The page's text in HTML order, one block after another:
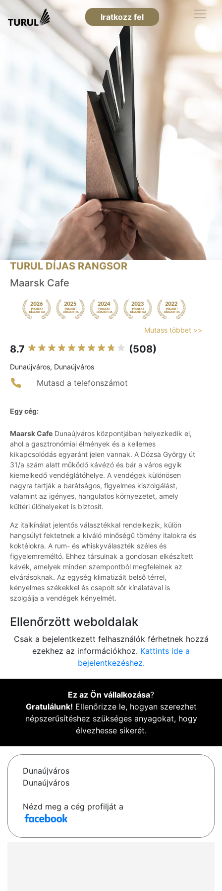
Iratkozz fel
TURUL DÍJAS RANGSOR
Maarsk Cafe
Mutass többet >>
8.7 (508)
Dunaújváros, Dunaújváros
Mutasd a telefonszámot
Egy cég:
Maarsk Cafe Dunaújváros központjában helyezkedik el,
ahol a gasztronómiai élmények és a kellemes
kikapcsolódás egyaránt jelen vannak. A Dózsa György út
31/a szám alatt működő kávézó és bár a város egyik
kiemelkedő vendéglátóhelye. A vendégek különösen
nagyra tartják a barátságos, figyelmes kiszolgálást,
valamint az igényes, hangulatos környezetet, amely
kültéri ülőhelyeket is biztosít.
Az italkínálat jelentős választékkal rendelkezik, külön
hangsúlyt fektetnek a kiváló minőségű tömény italokra és
koktélokra. A rum- és whiskyválaszték széles és
figyelemreméltó. Ehhez társulnak a gondosan elkészített
kávék, amelyek minden szempontból megfelelnek az
elvárásoknak. Az egység klimatizált belső térrel,
kényelmes székekkel és csapolt sör kínálatával is
szolgálja a vendégek kényelmét.
Ellenőrzött weboldalak
Csak a bejelentkezett felhasználók férhetnek hozzá
ezekhez az információkhoz. Kattints ide a
bejelentkezéshez.
Ez az Ön vállalkozása?
Gratulálunk! Ellenőrizze le, hogyan szerezhet
népszerűsítéshez szükséges anyagokat, hogy
élvezhesse sikerét.
Dunaújváros
Dunaújváros
Nézd meg a cég profilját a